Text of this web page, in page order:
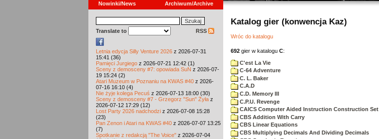
Nowinki/News Archiwum/Archive
Translate to RSS
Letnia edycja Silly Venture 2026 z 2026-07-31
15:41 (36)
Pamięci Jurgiego z 2026-07-21 12:42 (1)
Sceny z demosceny #7: opowiada SuN z 2026-07-
19 15:24 (2)
Atari Muzeum w Poznaniu na KWAS #40 z 2026-
07-16 16:10 (4)
Nie żyje kolega Pecuś z 2026-07-13 18:00 (30)
Sceny z demosceny #7 - Grzegorz "Sun" Żyła z
2026-07-12 17:29 (12)
Lost Party 2026 nadchodzi z 2026-07-08 15:28
(23)
Pan Zenon i Atari na KWAS #40 z 2026-07-07 13:25
(7)
Spotkanie z redakcją "The Voice" z 2026-07-04
Katalog gier (konwencja Kaz)
Wróc do katalogu
692 gier w katalogu C:
C'est La Vie
C-64 Adventure
C. L. Baker
C.A.D
C.D. Memory III
C.P.U. Revenge
CAICS Computer Aided Instruction Construction Set
CBS Addition With Carry
CBS Linear Equations
CBS Multiplying Decimals And Dividing Decimals